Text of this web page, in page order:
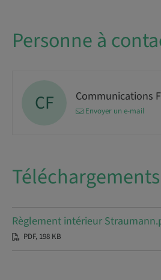
Personne à
CF Communications
Envoyer un e-mail
Téléchargements
Règlement intérieur
PDF, 198 KB